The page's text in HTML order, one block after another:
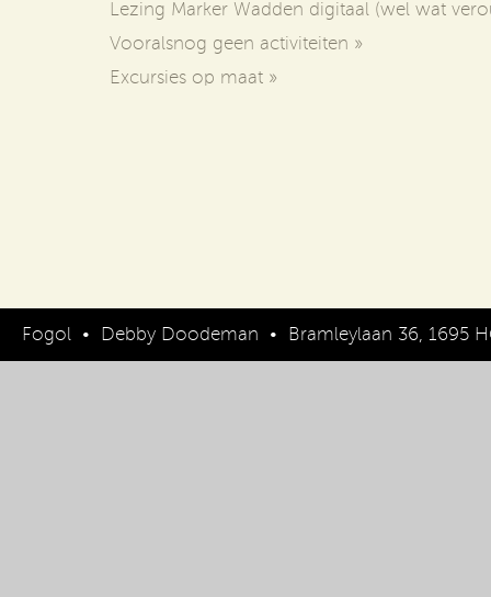
Lezing Marker Wadden digitaal (wel wat
Vooralsnog geen activiteiten »
Excursies op maat »
Fogol • Debby Doodeman • Bramleylaan 36, 1695